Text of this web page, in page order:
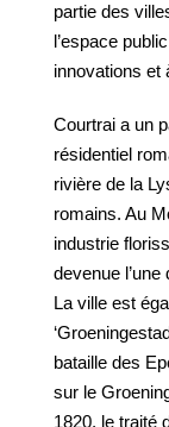
partie des
l’espace
innovations et
Courtrai a un
résidentiel
rivière de la
romains. Au
industrie
devenue
La ville est
bataille des
sur le
1820, le traité